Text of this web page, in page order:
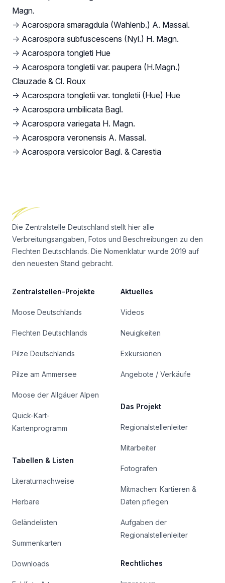
Magn.
→ Acarospora smaragdula (Wahlenb.) A. Massal.
→ Acarospora subfuscescens (Nyl.) H. Magn.
→ Acarospora tongleti Hue
→ Acarospora tongletii var. paupera (H.Magn.)
Clauzade & Cl. Roux
→ Acarospora tongletii var. tongletii (Hue) Hue
→ Acarospora umbilicata Bagl.
→ Acarospora variegata H. Magn.
→ Acarospora veronensis A. Massal.
→ Acarospora versicolor Bagl. & Carestia
Die Zentralstelle Deutschland stellt hier alle
Verbreitungsangaben, Fotos und Beschreibungen zu den
Flechten Deutschlands. Die Nomenklatur wurde 2019 auf
den neuesten Stand gebracht.
Zentralstellen-Projekte
Moose Deutschlands
Flechten Deutschlands
Pilze Deutschlands
Pilze am Ammersee
Moose der Allgäuer Alpen
Quick-Kart-
Kartenprogramm
Tabellen & Listen
Literaturnachweise
Herbare
Geländelisten
Summenkarten
Downloads
Aktuelles
Videos
Neuigkeiten
Exkursionen
Angebote / Verkäufe
Das Projekt
Regionalstellenleiter
Mitarbeiter
Fotografen
Mitmachen: Kartieren &
Daten pflegen
Aufgaben der
Regionalstellenleiter
Rechtliches